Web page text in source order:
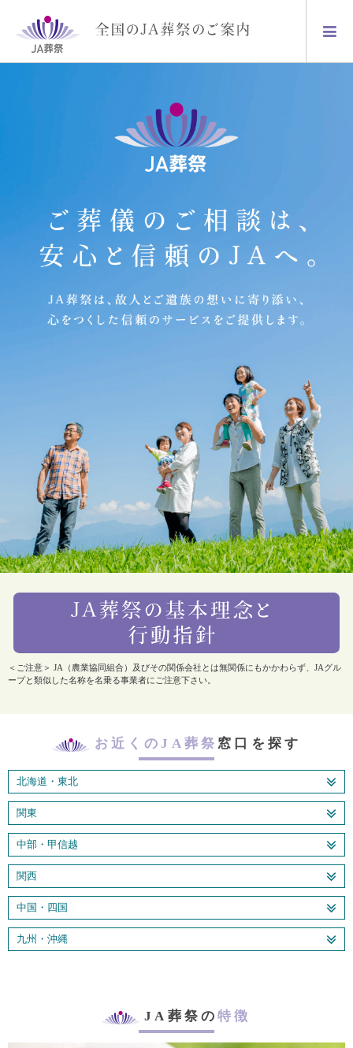
＜ご注意＞ JA（農業協同組合）及びその関係会社とは無関係にもかかわらず、JAグル
ープと類似した名称を名乗る事業者にご注意下さい。
お近くのJA葬祭 窓口を探す
北海道・東北
関東
中部・甲信越
関西
中国・四国
九州・沖縄
JA葬祭の特徴